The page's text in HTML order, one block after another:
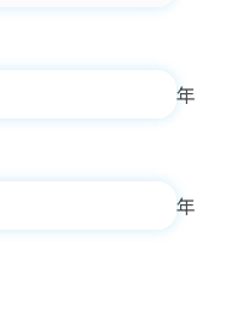
年
年